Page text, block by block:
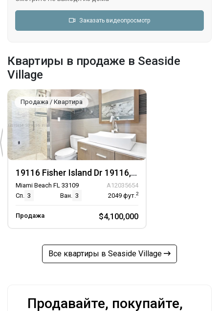
Заказать видеопросмотр
Квартиры в продаже в Seaside
Village
Продажа / Квартира
19116 Fisher Island Dr 19116, Unit 19116
Miami Beach FL 33109
A12035654
Сп. 3 Ван. 3 2049 фут.2
Продажа $4,100,000
Все квартиры в Seaside Village
Продавайте, покупайте,